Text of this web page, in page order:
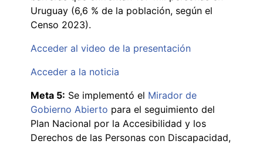
Uruguay (6,6 % de la población, según el
Censo 2023).
Acceder al video de la presentación
Acceder a la noticia
Meta 5: Se implementó el Mirador de
Gobierno Abierto para el seguimiento del
Plan Nacional por la Accesibilidad y los
Derechos de las Personas con Discapacidad,